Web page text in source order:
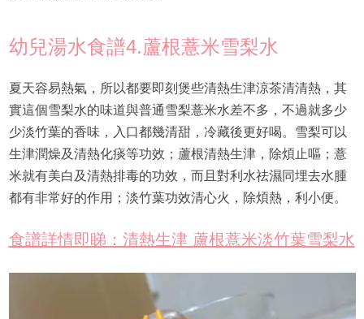
幼兒湯水食譜4.蘆根薏米雪梨水
夏天容易熱氣，所以都要即刻煲些清熱生津涼茶清清熱，其
實這個雪梨水的味道與普通雪梨薏米水差不多，不過就多少
少淡竹葉的香味，入口都幾清甜，冷藏後更好喝。雪梨可以
生津潤燥及清熱化痰等功效；蘆根清熱生津，除煩止嘔；薏
米就有美白及清熱排毒的功效，而且對利水祛濕同埋去水腫
都有非常好的作用；淡竹葉功效清心火，除煩熱，利小便。
食譜詳情即睇：清熱生津 蘆根薏米淡竹葉雪梨水